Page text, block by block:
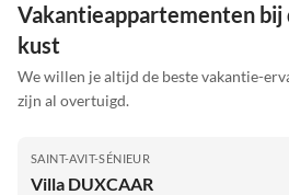
Vakantieappartementen bij
kust
We willen je altijd de beste vakantie-
zijn al overtuigd.
SAINT-AVIT-SÉNIEUR
Villa DUXCAAR